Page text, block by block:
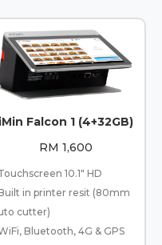
iMin Falcon 1 (4+32GB)
RM 1,600
10.1" HD
Built in printer resit (80mm
cutter)
Bluetooth, 4G & GPS